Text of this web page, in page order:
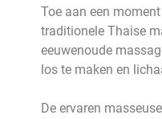
Toe aan een
traditionele Thaise
eeuwenoude
los te maken en
De ervaren